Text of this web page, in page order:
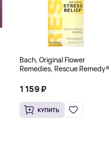
Bach, Original Flower
Remedies, Rescue
снятия стресса, 10 мл
(0,35 жидк. унции)
1 159 ₽
КУПИТЬ